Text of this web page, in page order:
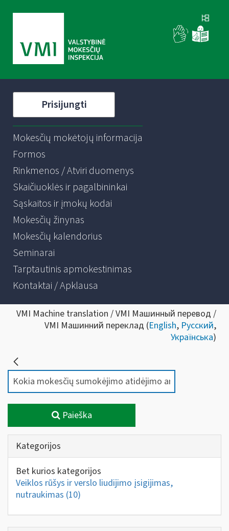
Prisijungti
Mokesčių mokėtojų informacija
Formos
Rinkmenos / Atviri duomenys
Skaičiuoklės ir pagalbininkai
Sąskaitos ir įmokų kodai
Mokesčių žinynas
Mokesčių kalendorius
Seminarai
Tarptautinis apmokestinimas
Kontaktai / Apklausa
VMI Machine translation / VMI Машинный перевод /
VMI Машинний переклад (English, Русский,
Українська)
Paieška
Kategorijos
Bet kurios kategorijos
Veiklos rūšys ir verslo liudijimo įsigijimas,
nutraukimas (10)